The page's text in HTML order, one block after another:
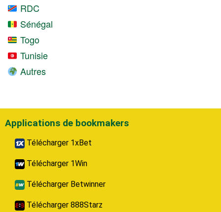
RDC
Sénégal
Togo
Tunisie
Autres
Applications de bookmakers
Télécharger 1xBet
Télécharger 1Win
Télécharger Betwinner
Télécharger 888Starz